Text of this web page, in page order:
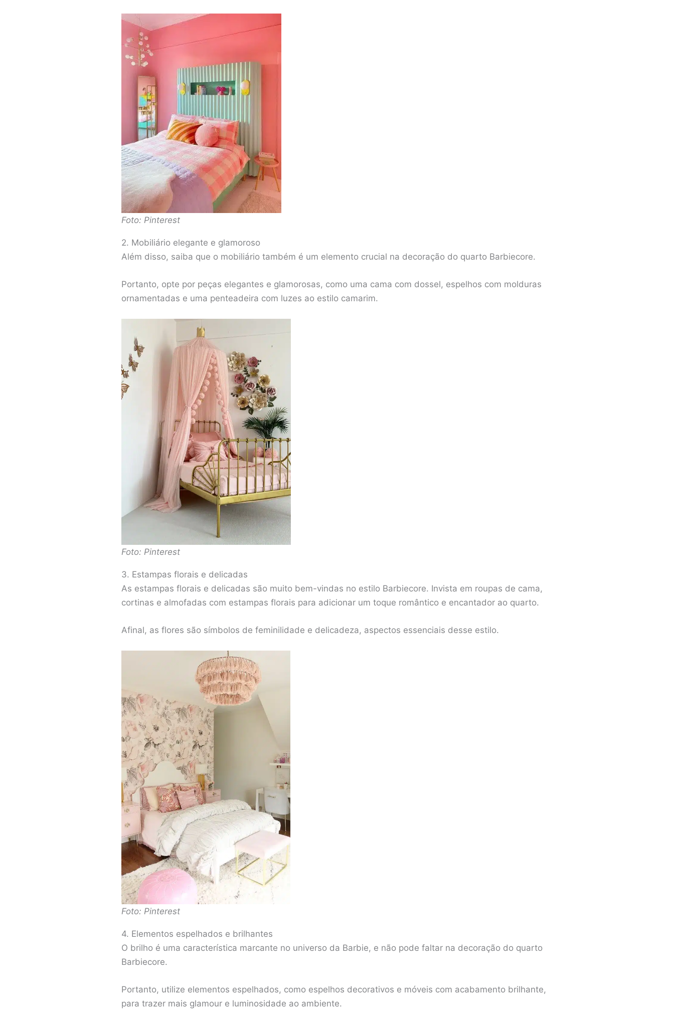
Foto: Pinterest
2. Mobiliário elegante e glamoroso
Além disso, saiba que o mobiliário também é um elemento crucial na decoração do quarto Barbiecore.
Portanto, opte por peças elegantes e glamorosas, como uma cama com dossel, espelhos com molduras
ornamentadas e uma penteadeira com luzes ao estilo camarim.
Foto: Pinterest
3. Estampas florais e delicadas
As estampas florais e delicadas são muito bem-vindas no estilo Barbiecore. Invista em roupas de cama,
cortinas e almofadas com estampas florais para adicionar um toque romântico e encantador ao quarto.
Afinal, as flores são símbolos de feminilidade e delicadeza, aspectos essenciais desse estilo.
Foto: Pinterest
4. Elementos espelhados e brilhantes
O brilho é uma característica marcante no universo da Barbie, e não pode faltar na decoração do quarto
Barbiecore.
Portanto, utilize elementos espelhados, como espelhos decorativos e móveis com acabamento brilhante,
para trazer mais glamour e luminosidade ao ambiente.